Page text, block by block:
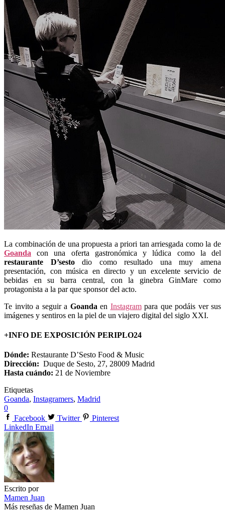
La combinación de una propuesta a priori tan arriesgada como la de
Goanda con una oferta gastronómica y lúdica como la del
restaurante D’sestodio como resultado una muy amena
presentación, con música en directo y un excelente servicio de
bebidas en su barra central, con la ginebra GinMare como
protagonista a la par que sponsor del acto.
Te invito a seguir a Goanda en Instagrampara que podáis ver sus
imágenes y sentiros en la piel de un viajero digital del siglo XXI.
+INFO DE EXPOSICIÓN PERIPLO24
Dónde: Restaurante D’Sesto Food & Music
Dirección: Duque de Sesto, 27, 28009 Madrid
Hasta cuándo: 21 de Noviembre
Etiquetas
Goanda, Instagramers, Madrid
0
Facebook
Twitter
Pinterest
LinkedIn Email
Escrito por
Mamen Juan
Más reseñas de Mamen Juan